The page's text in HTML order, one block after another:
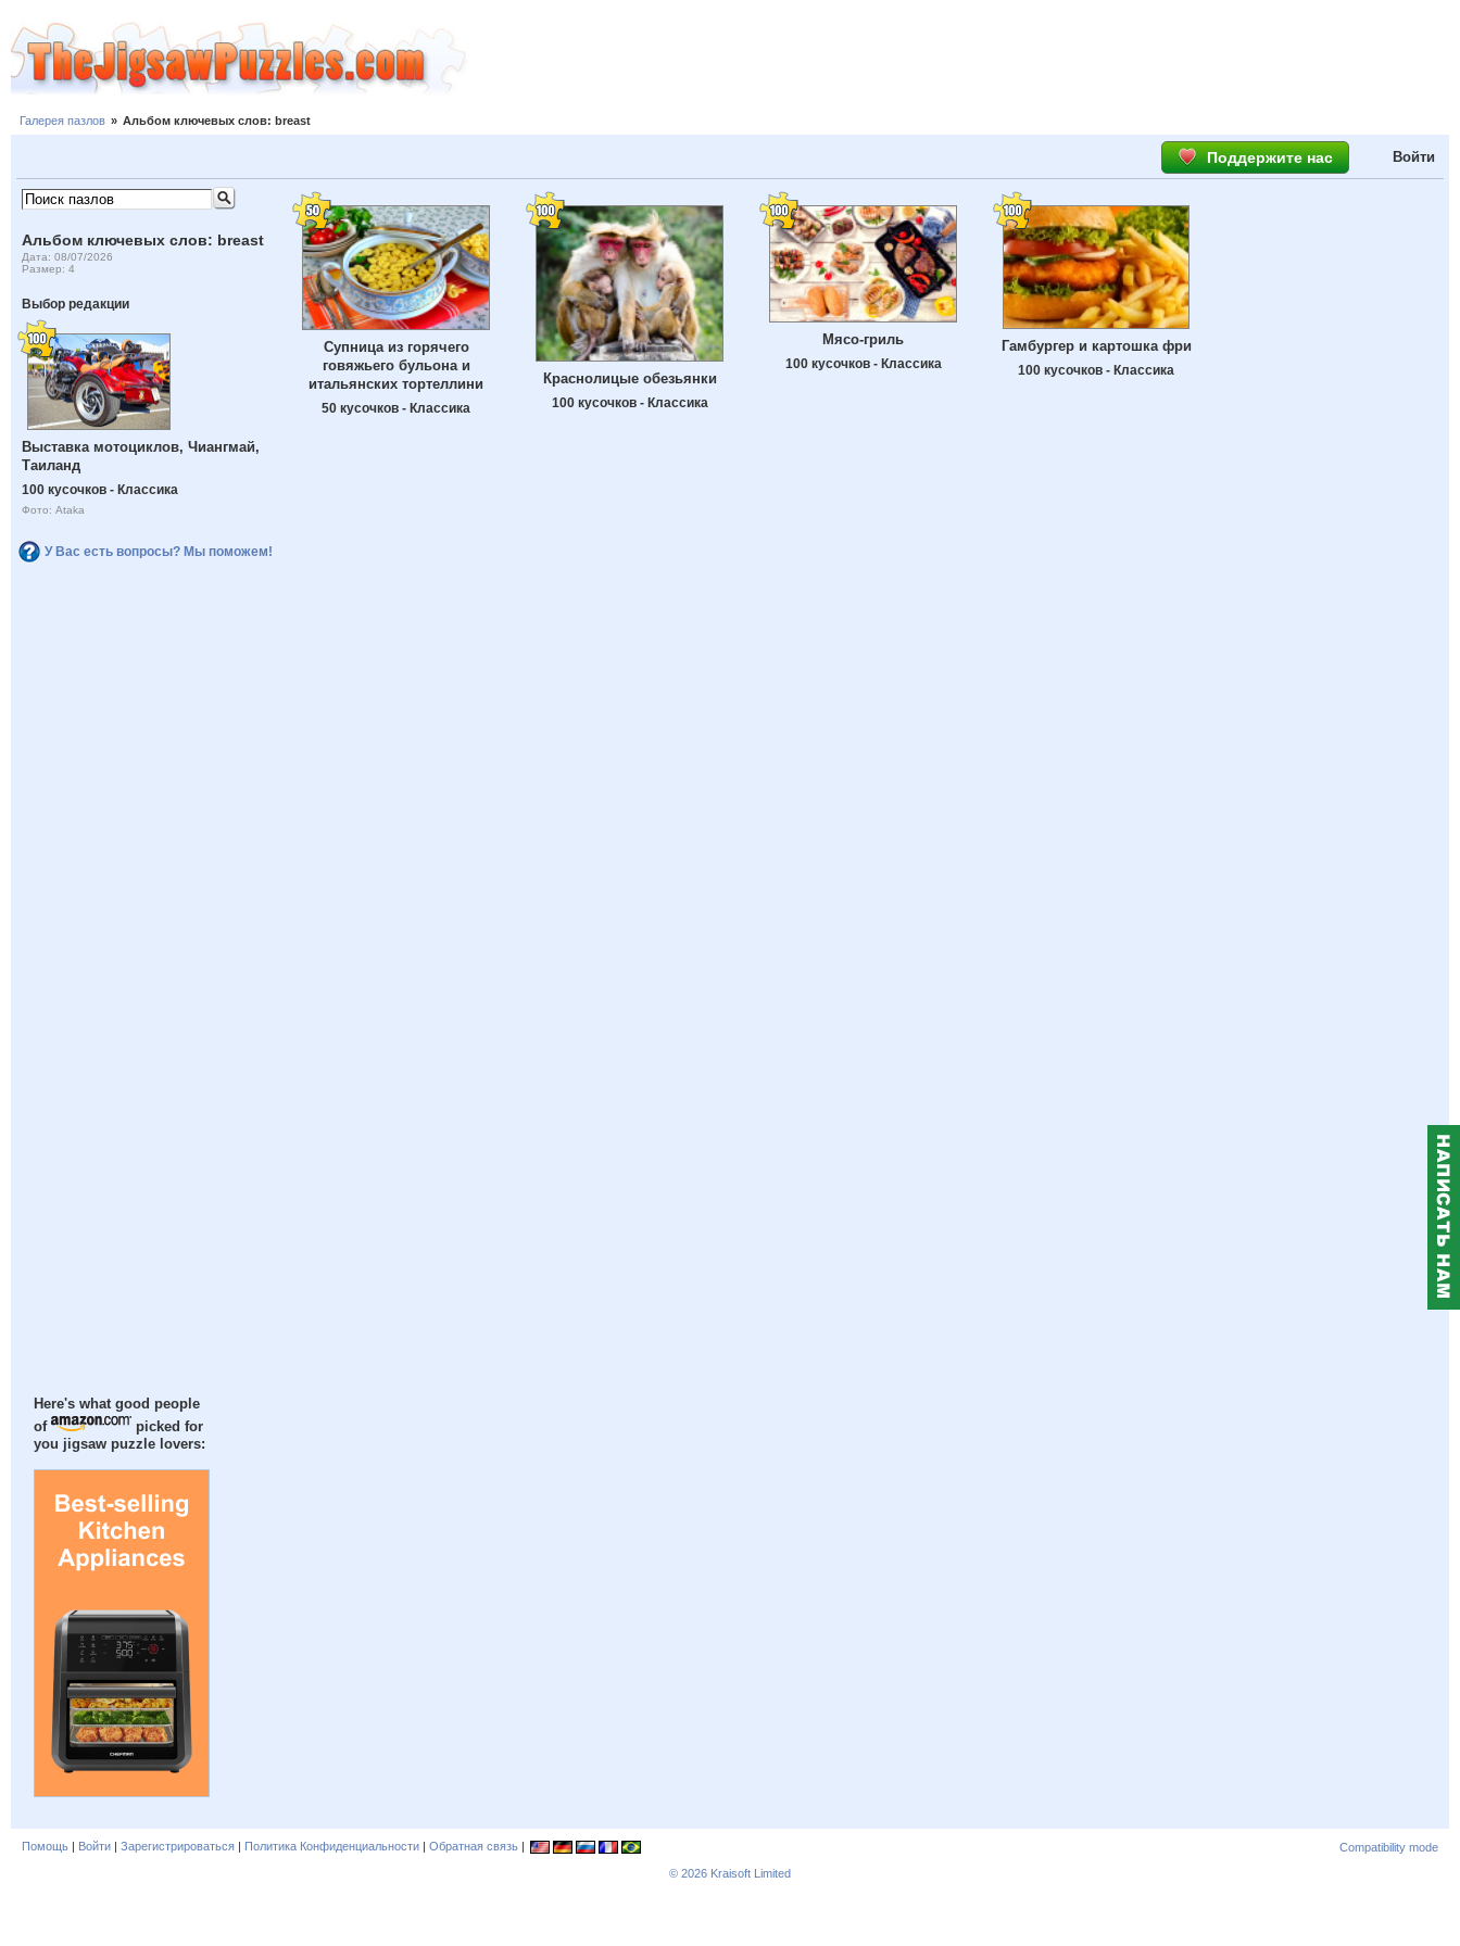
Галерея пазлов » Альбом ключевых слов: breast
Поддержите нас Войти
Альбом ключевых слов: breast
Дата: 08/07/2026
Размер: 4
Выбор редакции
Выставка мотоциклов, Чиангмай,
Таиланд
100 кусочков - Классика
Фото: Ataka
У Вас есть вопросы? Мы поможем!
Here's what good people
of
picked for
you jigsaw puzzle lovers:
Супница из горячего
говяжьего бульона и
итальянских тортеллини
50 кусочков - Классика
Краснолицые обезьянки
100 кусочков - Классика
Мясо-гриль
100 кусочков - Классика
Гамбургер и картошка фри
100 кусочков - Классика
Помощь | Войти | Зарегистрироваться | Политика Конфиденциальности | Обратная связь |
Compatibility mode
© 2026 Kraisoft Limited